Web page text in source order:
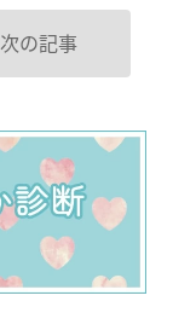
次の記事